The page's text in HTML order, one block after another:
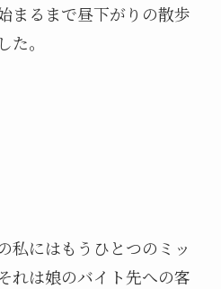
まるまで昼下がりの散歩
。
私にはもうひとつのミッ
れは娘のバイト先への客